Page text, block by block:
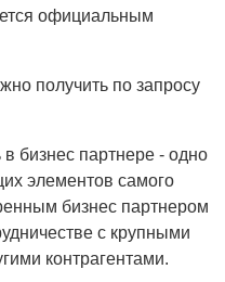
официальным
получить по запросу
бизнес партнере - одно
элементов самого
бизнес партнером
с крупными
контрагентами.